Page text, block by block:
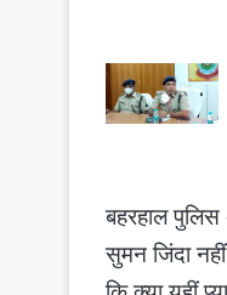
बहरहाल पुलिस
सुमन जिंदा